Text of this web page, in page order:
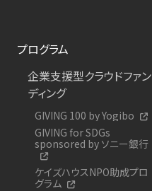
プログラム
企業支援型クラウドファン
ディング
GIVING 100 by Yogibo
GIVING for SDGs
sponsored by ソニー銀行
ケイズハウスNPO助成プロ
グラム